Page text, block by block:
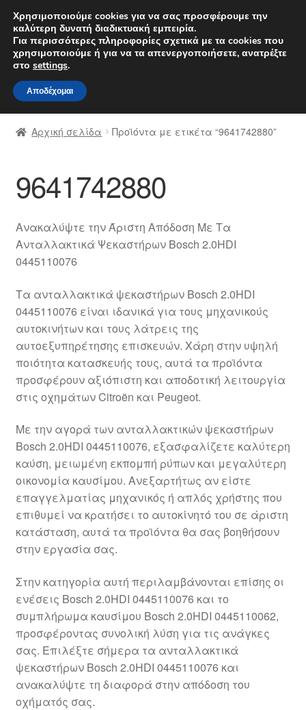
ΑΠΟΣΤΟΛΗ από 7 EUR
Δευτέρα-Παρ. 9 π.μ. - 4 μ.μ.
Απευθείας
μετάβαση
στην
πλοήγηση
Μετάβαση
σε
περιεχόμενο
Αρχική
Διαδικασία Παραπόνων
Επικοινωνία
Μεταφορά
Ο λογαριασμός μου
Ολοκλήρωση αγοράς
Οροι και Προϋποθέσεις
Παγκόσμια αποστολή
Παράπονα
πληρωμές
Πολιτική Απορρήτου
Σχετικά με εμάς
Αρχική σελίδα Προϊόντα με ετικέτα “9641742880”
9641742880
Ανακαλύψτε την Άριστη Απόδοση Με Τα
Ανταλλακτικά Ψεκαστήρων Bosch 2.0HDI
0445110076
Τα ανταλλακτικά ψεκαστήρων Bosch 2.0HDI
0445110076 είναι ιδανικά για τους μηχανικούς
αυτοκινήτων και τους λάτρεις της
αυτοεξυπηρέτησης επισκευών. Χάρη στην υψηλή
ποιότητα κατασκευής τους, αυτά τα προϊόντα
προσφέρουν αξιόπιστη και αποδοτική λειτουργία
στις οχημάτων Citroën και Peugeot.
Με την αγορά των ανταλλακτικών ψεκαστήρων
Bosch 2.0HDI 0445110076, εξασφαλίζετε καλύτερη
καύση, μειωμένη εκπομπή ρύπων και μεγαλύτερη
οικονομία καυσίμου. Ανεξαρτήτως αν είστε
επαγγελματίας μηχανικός ή απλός χρήστης που
επιθυμεί να κρατήσει το αυτοκίνητό του σε άριστη
κατάσταση, αυτά τα προϊόντα θα σας βοηθήσουν
στην εργασία σας.
Στην κατηγορία αυτή περιλαμβάνονται επίσης οι
ενέσεις Bosch 2.0HDI 0445110076 και το
συμπλήρωμα καυσίμου Bosch 2.0HDI 0445110062,
προσφέροντας συνολική λύση για τις ανάγκες
σας. Επιλέξτε σήμερα τα ανταλλακτικά
ψεκαστήρων Bosch 2.0HDI 0445110076 και
ανακαλύψτε τη διαφορά στην απόδοση του
οχήματός σας.
Χρησιμοποιούμε cookies για να σας προσφέρουμε την
καλύτερη δυνατή διαδικτυακή εμπειρία.
Για περισσότερες πληροφορίες σχετικά με τα cookies που
χρησιμοποιούμε ή για να τα απενεργοποιήσετε, ανατρέξτε
στο settings.
Αποδέχομαι